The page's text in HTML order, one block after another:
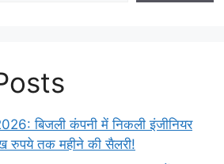
बिजली कंपनी में निकली इंजीनियर
रुपये तक महीने की सैलरी!